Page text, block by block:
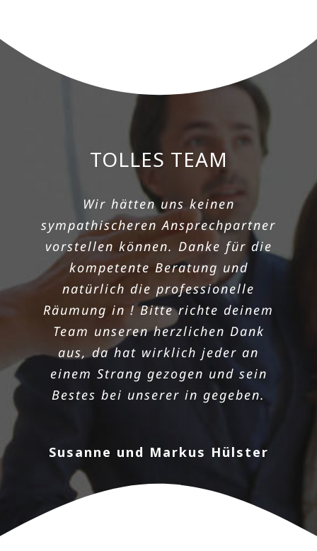
TOLLES TEAM
Wir hätten uns keinen
sympathischeren Ansprechpartner
vorstellen können. Danke für die
kompetente Beratung und
natürlich die professionelle
Räumung in ! Bitte richte deinem
Team unseren herzlichen Dank
aus, da hat wirklich jeder an
einem Strang gezogen und sein
Bestes bei unserer in gegeben.
Susanne und Markus Hülster
SCHNELLE
TERMINVERGABE UND
GUTES ANGEBOT
Nach einem Todesfall musste ich
mich darum kümmern, dass die
Wohnung meines Opas so schnell
wie möglich geräumt wird. Die in
hat einwandfrei geklappt, da ich
bei euch super schnell einen
Termin bekam! Danke noch mal
für die sorgenlose und
Preisleistungsverhältnis ist
wirklich überzeugend und das
Team aus sehr nett und zügig.